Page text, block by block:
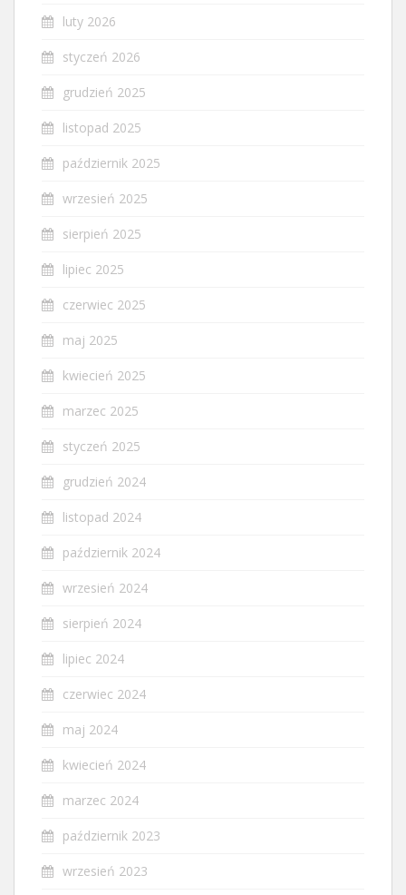
luty 2026
styczeń 2026
grudzień 2025
listopad 2025
październik 2025
wrzesień 2025
sierpień 2025
lipiec 2025
czerwiec 2025
maj 2025
kwiecień 2025
marzec 2025
styczeń 2025
grudzień 2024
listopad 2024
październik 2024
wrzesień 2024
sierpień 2024
lipiec 2024
czerwiec 2024
maj 2024
kwiecień 2024
marzec 2024
październik 2023
wrzesień 2023